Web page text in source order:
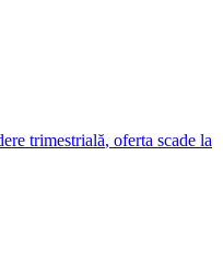
ere trimestrială, oferta scade la